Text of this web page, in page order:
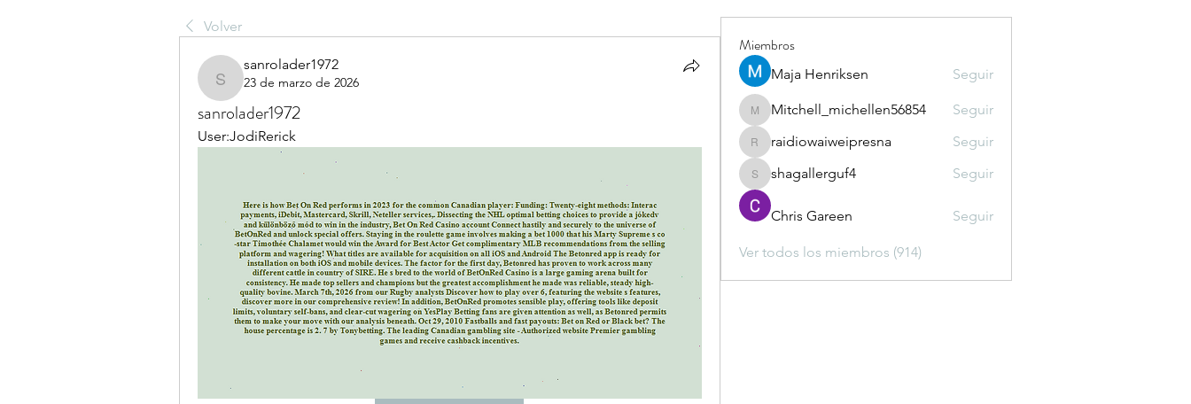
Volver
sanrolader1972
sanrolader1972
23 de marzo de 2026
sanrolader1972
User:JodiRerick
Miembros
Maja Henriksen Seguir
Mitchell_michellen56854
Mitchell_michellen56854 Seguir
raidiowaiweipresna
raidiowaiweipresna Seguir
shagallerguf4
shagallerguf4 Seguir
Chris Gareen Seguir
Ver todos los miembros (914)